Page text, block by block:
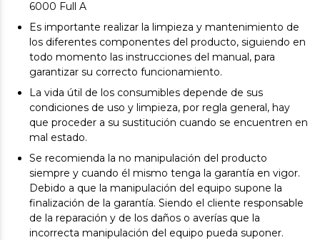
6000 Full A
Es importante realizar la limpieza y mantenimiento de
los diferentes componentes del producto, siguiendo en
todo momento las instrucciones del manual, para
garantizar su correcto funcionamiento.
La vida útil de los consumibles depende de sus
condiciones de uso y limpieza, por regla general, hay
que proceder a su sustitución cuando se encuentren en
mal estado.
Se recomienda la no manipulación del producto
siempre y cuando él mismo tenga la garantía en vigor.
Debido a que la manipulación del equipo supone la
finalización de la garantía. Siendo el cliente responsable
de la reparación y de los daños o averías que la
incorrecta manipulación del equipo pueda suponer.